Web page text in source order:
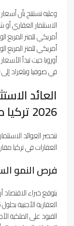
أمريكي للمتر المربع
في صوفيا وبلغراد إلى 300 دولار أمريكي للمتر المربع الواحد.
2026 تركيا مقابل أوروبا
تنحصر العوائد
العقارات في تركيا مقارنة بأوروبا
فرص النمو
يتوقع خبراء
القيود على الملكية